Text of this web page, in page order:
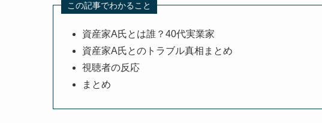
この記事でわかること
資産家A氏とは誰？40代実業家
資産家A氏とのトラブル真相まとめ
視聴者の反応
まとめ